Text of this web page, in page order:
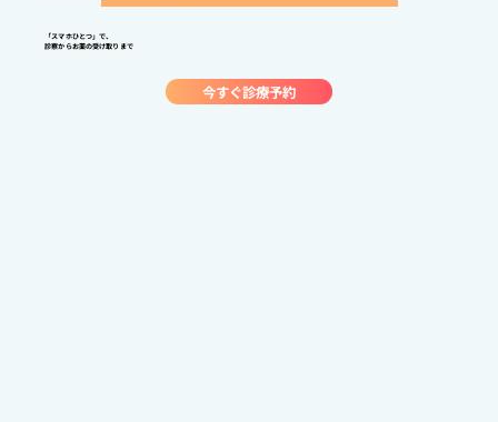
「スマホひとつ」で、
診察からお薬の受け取りまで
今すぐ診療予約